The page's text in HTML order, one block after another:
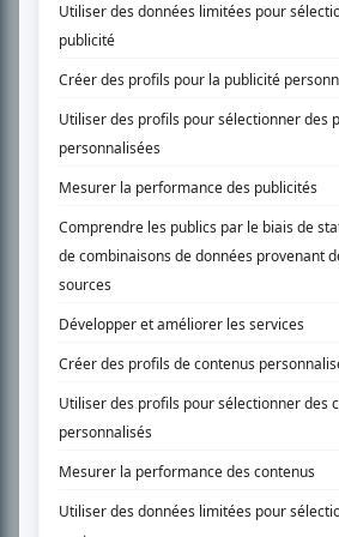
SUR LE RÉSEAU BIZZ MÉDIA
PLAN DU SITE
Accueil
Liste des oeuvres
Recherche avancée
À propos
Nous contacter
Termes et conditions
Politique de confidentialité
Gestion du consentement